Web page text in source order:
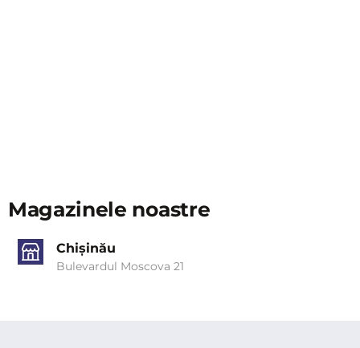
Magazinele noastre
Chișinău
Bulevardul Moscova 21